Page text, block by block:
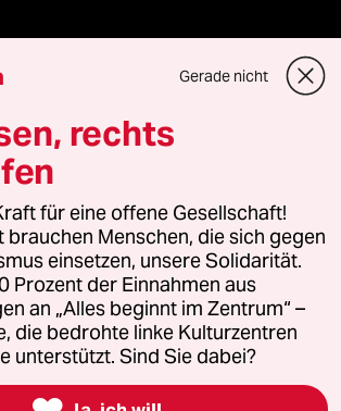
und Vertriebs GmbH
Bei rechtlichen Fragen oder für Genehmigungen
lizenzen@taz.de
Kommune-Richtlinien
Datenschutz Impressum AGB
widerrufen (Ads)
Gerade nicht
rechts
für eine offene Gesellschaft!
brauchen Menschen, die sich gegen
einsetzen, unsere Solidarität.
Prozent der Einnahmen aus
an „Alles beginnt im Zentrum“ –
die bedrohte linke Kulturzentren
unterstützt. Sind Sie dabei?